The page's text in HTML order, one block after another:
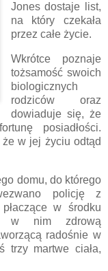
Jones dostaje list,
na który czekała
przez całe życie.
Wkrótce poznaje
tożsamość swoich
biologicznych
rodziców oraz
dowiaduje się, że
posiadłości.
w jej życiu odtąd
domu, do którego
policję z
w środku
w nim zdrową
radośnie w
trzy martwe ciała,